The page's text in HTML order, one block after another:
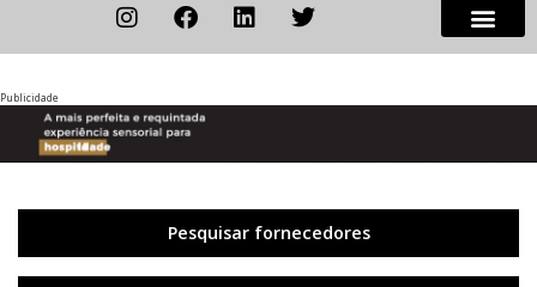
Publicidade
Pesquisar fornecedores